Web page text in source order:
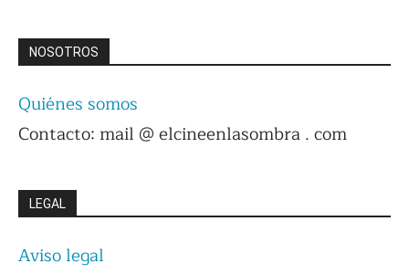
NOSOTROS
Quiénes somos
Contacto: mail @ elcineenlasombra . com
LEGAL
Aviso legal